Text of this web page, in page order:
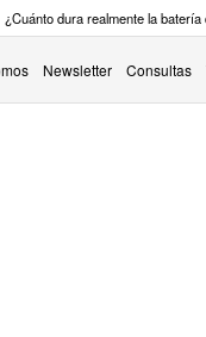
¿Cuánto dura realmente la batería
Newsletter Consultas